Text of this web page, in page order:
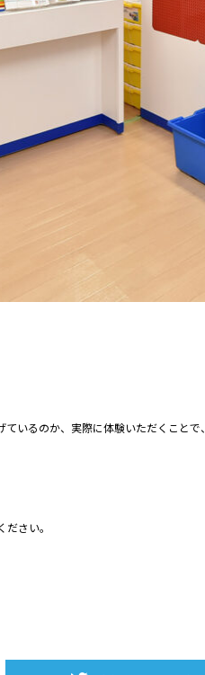
いるのか、実際に体験いただくことで、
さい。